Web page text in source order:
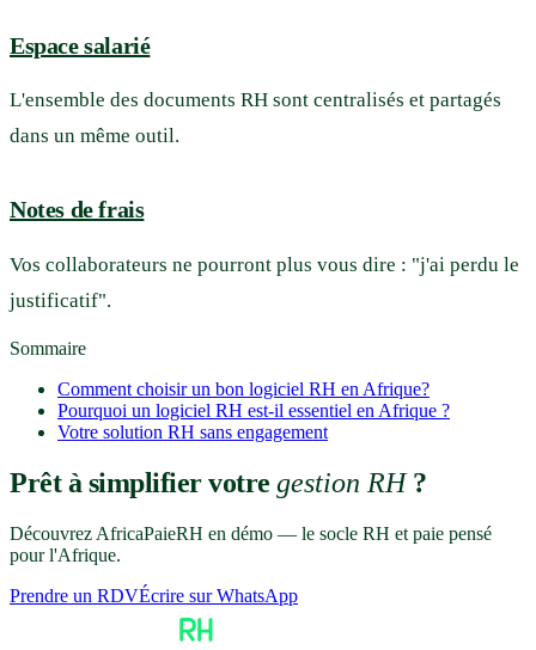
Espace salarié
L'ensemble des documents RH sont centralisés et partagés
dans un même outil.
Notes de frais
Vos collaborateurs ne pourront plus vous dire : "j'ai perdu le
justificatif".
Sommaire
Comment choisir un bon logiciel RH en Afrique?
Pourquoi un logiciel RH est-il essentiel en Afrique ?
Votre solution RH sans engagement
Prêt à simplifier votregestion RH?
Découvrez AfricaPaieRH en démo — le socle RH et paie pensé
pour l'Afrique.
Prendre un RDVÉcrire sur WhatsApp